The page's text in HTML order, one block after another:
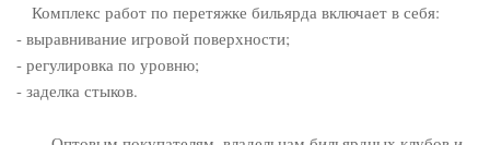
Комплекс работ по перетяжке бильярда включает в себя:
- выравнивание игровой поверхности;
- регулировка по уровню;
- заделка стыков.